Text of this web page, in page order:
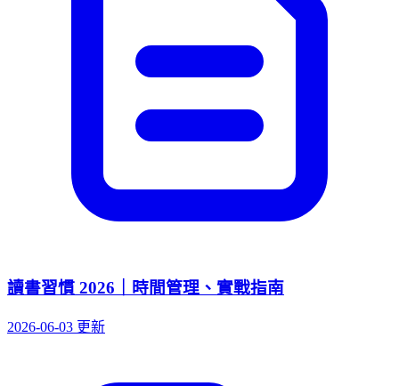
讀書習慣 2026｜時間管理、實戰指南
2026-06-03 更新